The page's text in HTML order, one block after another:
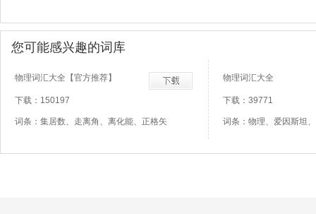
您可能感兴趣的词库
物理词汇大全【官方推荐】
下载：150197
词条：集居数、走离角、离化能、正格矢
物理词汇大全
下载：39771
词条：物理、爱因斯坦